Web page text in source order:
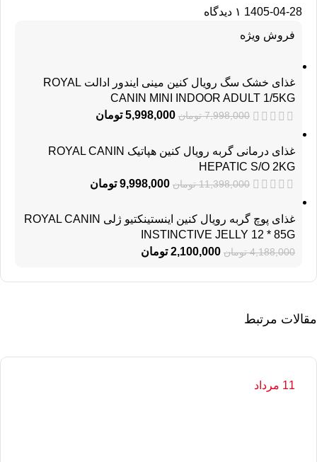
1405-04-28 ۱ دیدگاه
فروش ویژه
غذای خشک سگ رویال کنین مینی ایندور ادالت ROYAL
CANIN MINI INDOOR ADULT 1/5KG
7,998,000 تومان 5,998,000 تومان
غذای درمانی گربه رویال کنین هپاتیک ROYAL CANIN
HEPATIC S/O 2KG
11,398,000 تومان 9,998,000 تومان
غذای پوچ گربه رویال کنین اینستینکتیو ژلی ROYAL CANIN
INSTINCTIVE JELLY 12 * 85G
4,188,000 تومان 2,100,000 تومان
مقالات مرتبط
11 مرداد